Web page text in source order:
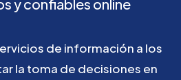
yconfiables online
de información a los
la toma de decisiones en